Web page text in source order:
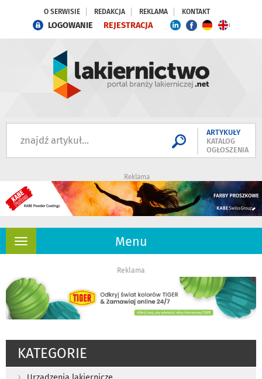
O SERWISIE REDAKCJA REKLAMA KONTAKT
LOGOWANIE REJESTRACJA
ARTYKUŁY
KATALOG
OGŁOSZENIA
Reklama
Menu
Rozwiń
Reklama
KATEGORIE